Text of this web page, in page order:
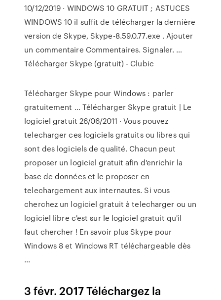
10/12/2019 · WINDOWS 10 GRATUIT ; ASTUCES
WINDOWS 10 il suffit de télécharger la dernière
version de Skype, Skype-8.59.0.77.exe . Ajouter
un commentaire Commentaires. Signaler. …
Télécharger Skype (gratuit) - Clubic
Télécharger Skype pour Windows : parler
gratuitement ... Télécharger Skype gratuit | Le
logiciel gratuit 26/06/2011 · Vous pouvez
telecharger ces logiciels gratuits ou libres qui
sont des logiciels de qualité. Chacun peut
proposer un logiciel gratuit afin d'enrichir la
base de données et le proposer en
telechargement aux internautes. Si vous
cherchez un logiciel gratuit à telecharger ou un
logiciel libre c'est sur le logiciel gratuit qu'il
faut chercher ! En savoir plus Skype pour
Windows 8 et Windows RT téléchargeable dès
...
3 févr. 2017 Téléchargez la